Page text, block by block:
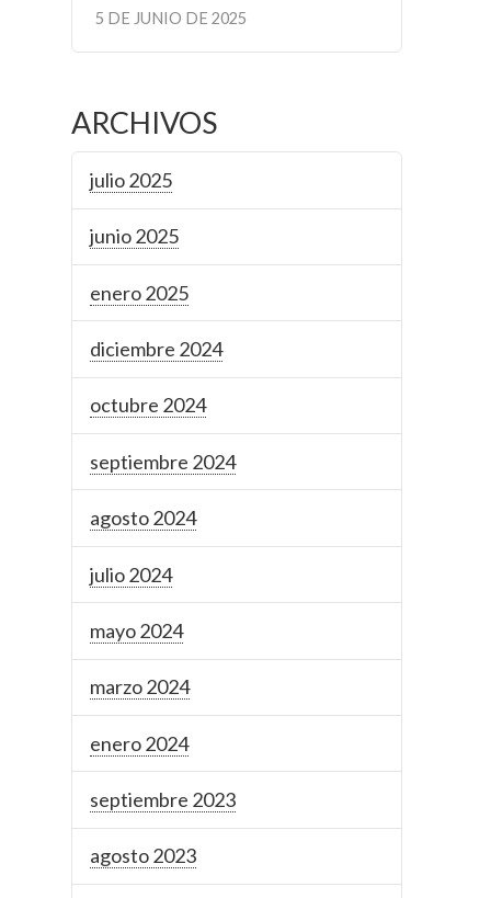
5 DE JUNIO DE 2025
ARCHIVOS
julio 2025
junio 2025
enero 2025
diciembre 2024
octubre 2024
septiembre 2024
agosto 2024
julio 2024
mayo 2024
marzo 2024
enero 2024
septiembre 2023
agosto 2023